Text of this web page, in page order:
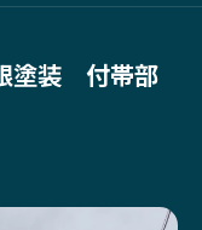
塗装 付帯部